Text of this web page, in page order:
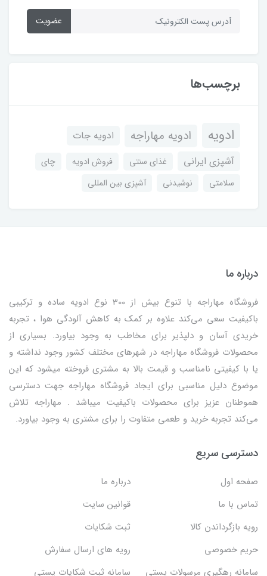
عضویت
برچسب‌ها
ادویه ادویه مهاراجه
ادویه جات
آشپزی ایرانی
غذای سنتی فروش ادویه
چای
سلامتی
نوشیدنی آشپزی بین المللی
درباره ما
فروشگاه مهاراجه با تنوع بیش از 300 نوع ادویه ساده و ترکیبی
باکیفیت سعی می‌کند علاوه بر کمک به کاهش آلودگی هوا ، تجربه
خریدی آسان و دلپذیر برای مخاطب به وجود بیاورد. بسیاری از
محصولات فروشگاه مهاراجه در شهرهای مختلف کشور وجود نداشته و
یا با کیفیتی نامناسب و قیمت بالا به مشتری فروخته میشود که این
موضوع دلیل مناسبی برای ایجاد فروشگاه مهاراجه جهت دسترسی
هموطنان عزیز برای محصولات باکیفیت میباشد . مهاراجه تلاش
می‌کند تجربه خرید و طعمی متفاوت را برای مشتری به وجود بیاورد.
دسترسی سریع
صفحه اول
درباره ما
تماس با ما
قوانین سایت
رویه بازگرداندن کالا
ثبت شکایات
حریم خصوصی
رویه های ارسال سفارش
سامانه رهگیری مرسولات پستی
سامانه ثبت شکایات پستی